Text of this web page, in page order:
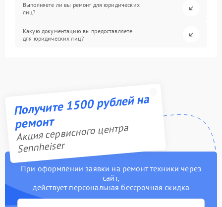
Выполняете ли вы ремонт для юридических
лиц?
Какую документацию вы предоставляете
для юридических лиц?
Получите 1500 рублей на
ремонт
Акция сервисного центра
Sennheiser
При оформлении заявки на ремонт техники через
сайт,
действует персональная бессрочная скидка